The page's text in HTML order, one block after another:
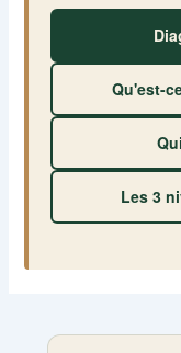
Qu'est-
Les 3